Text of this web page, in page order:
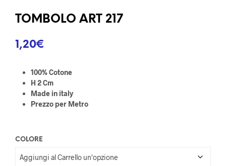
TOMBOLO ART 217
1,20€
100% Cotone
H 2 Cm
Made in italy
Prezzo per Metro
COLORE